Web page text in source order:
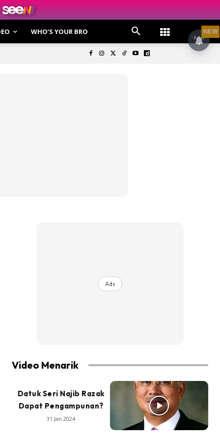
WHO’S YOUR BRO
Ads
Video Menarik
Datuk Seri Najib Razak
Dapat Pengampunan?
31 Jan 2024
NEW